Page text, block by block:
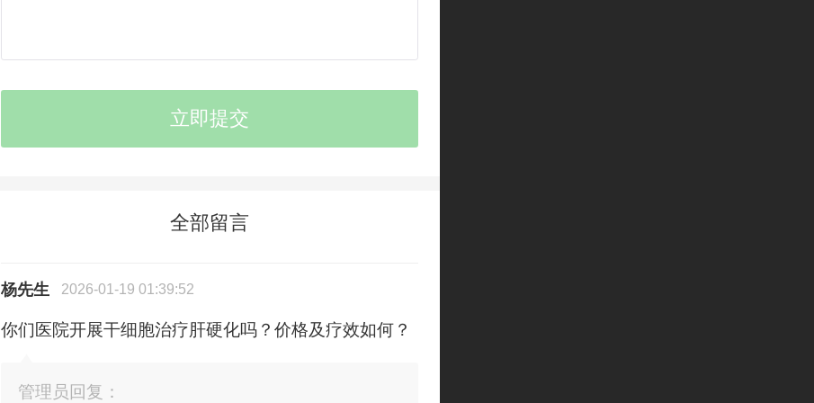
全部留言
杨先生 2026-01-19 01:39:52
你们医院开展干细胞治疗肝硬化吗？价格及疗效如何？
管理员回复：